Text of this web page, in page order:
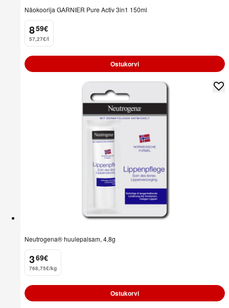
Näokoorija GARNIER Pure Activ 3in1 150ml
8
. 59€
57,27€/l
Ostukorvi
Neutrogena® huulepalsam, 4,8g
3
. 69€
768,75€/kg
Ostukorvi